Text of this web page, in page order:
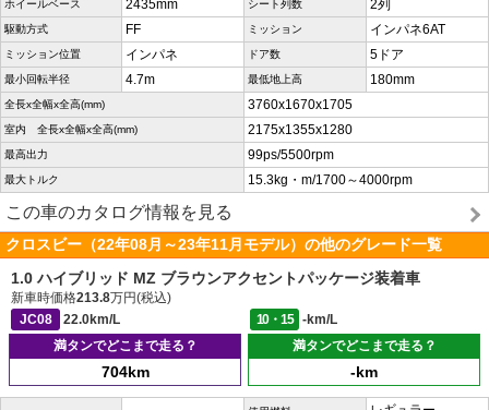
ホイールベース 2435mm シート列数 2列
駆動方式 FF ミッション インパネ6AT
ミッション位置 インパネ ドア数 5ドア
最小回転半径 4.7m 最低地上高 180mm
全長x全幅x全高(mm) 3760x1670x1705
室内 全長x全幅x全高(mm) 2175x1355x1280
最高出力 99ps/5500rpm
最大トルク 15.3kg・m/1700～4000rpm
この車のカタログ情報を見る
クロスビー（22年08月～23年11月モデル）の他のグレード一覧
1.0 ハイブリッド MZ ブラウンアクセントパッケージ装着車
新車時価格213.8万円(税込)
JC08
22.0km/L 10・15
-km/L
満タンでどこまで走る？
704km
満タンでどこまで走る？
-km